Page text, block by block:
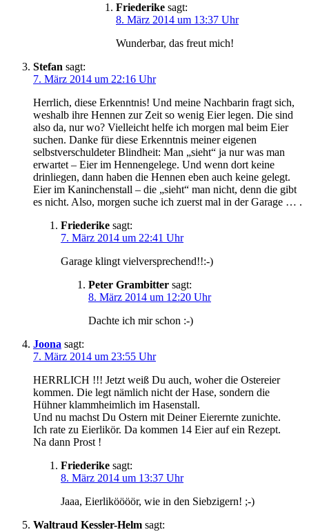
Friederike sagt:
8. März 2014 um 13:37 Uhr
Wunderbar, das freut mich!
Stefan sagt:
7. März 2014 um 22:16 Uhr
Herrlich, diese Erkenntnis! Und meine Nachbarin fragt sich,
weshalb ihre Hennen zur Zeit so wenig Eier legen. Die sind
also da, nur wo? Vielleicht helfe ich morgen mal beim Eier
suchen. Danke für diese Erkenntnis meiner eigenen
selbstverschuldeter Blindheit: Man „sieht“ ja nur was man
erwartet – Eier im Hennengelege. Und wenn dort keine
drinliegen, dann haben die Hennen eben auch keine gelegt.
Eier im Kaninchenstall – die „sieht“ man nicht, denn die gibt
es nicht. Also, morgen suche ich zuerst mal in der Garage … .
Friederike sagt:
7. März 2014 um 22:41 Uhr
Garage klingt vielversprechend!!:-)
Peter Grambitter sagt:
8. März 2014 um 12:20 Uhr
Dachte ich mir schon :-)
Joona sagt:
7. März 2014 um 23:55 Uhr
HERRLICH !!! Jetzt weiß Du auch, woher die Ostereier
kommen. Die legt nämlich nicht der Hase, sondern die
Hühner klammheimlich im Hasenstall.
Und nu machst Du Ostern mit Deiner Eierernte zunichte.
Ich rate zu Eierlikör. Da kommen 14 Eier auf ein Rezept.
Na dann Prost !
Friederike sagt:
8. März 2014 um 13:37 Uhr
Jaaa, Eierliköööör, wie in den Siebzigern! ;-)
Waltraud Kessler-Helm sagt: